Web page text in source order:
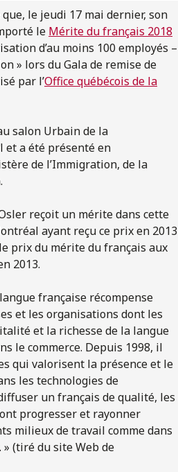
Oslerle jeudi 17 mai dernier, son
le Mérite du français 2018
d’au moins 100 employés –
» lors du Gala de remise de
par l’Office québécois de la
salon Urbain de la
et a été présenté en
de l’Immigration, de la
reçoit un mérite dans cette
ayant reçu ce prix en 2013
prix du mérite du français aux
2013.
française récompense
et les organisations dont les
et la richesse de la langue
le commerce. Depuis 1998, il
qui valorisent la présence et le
les technologies de
un français de qualité, les
progresser et rayonner
milieux de travail comme dans
» (tiré du site Web de